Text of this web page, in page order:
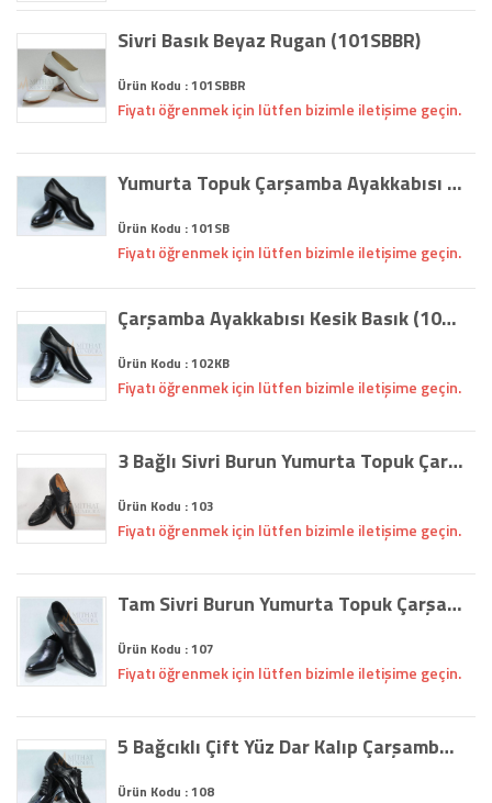
Sivri Basık Beyaz Rugan (101SBBR)
Ürün Kodu : 101SBBR
Fiyatı öğrenmek için lütfen bizimle iletişime geçin.
Yumurta Topuk Çarşamba Ayakkabısı Siyah Basık (101SB)
Ürün Kodu : 101SB
Fiyatı öğrenmek için lütfen bizimle iletişime geçin.
Çarşamba Ayakkabısı Kesik Basık (102KB)
Ürün Kodu : 102KB
Fiyatı öğrenmek için lütfen bizimle iletişime geçin.
3 Bağlı Sivri Burun Yumurta Topuk Çarşamba Ayakkabısı (103)
Ürün Kodu : 103
Fiyatı öğrenmek için lütfen bizimle iletişime geçin.
Tam Sivri Burun Yumurta Topuk Çarşamba Ayakkabısı (107)
Ürün Kodu : 107
Fiyatı öğrenmek için lütfen bizimle iletişime geçin.
5 Bağcıklı Çift Yüz Dar Kalıp Çarşamba Ayakkabısı (108)
Ürün Kodu : 108